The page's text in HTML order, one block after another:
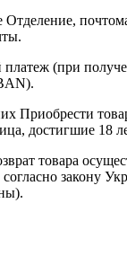
Отделение,
(при
Приобрести
достигшие 18
товара
закону